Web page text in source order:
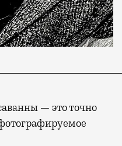
— это точно